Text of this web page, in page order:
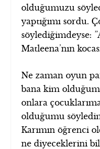
olduğumuzu
yaptığımı sordu.
söylediğimdeyse:
Matleena’nın
Ne zaman oyun
bana kim
onlara
olduğumu
Karımın öğrenci
ne diyeceklerini